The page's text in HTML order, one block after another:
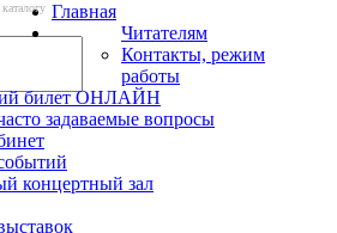
Главная
Читателям
Контакты, режим
работы
билет ОНЛАЙН
задаваемые вопросы
концертный зал